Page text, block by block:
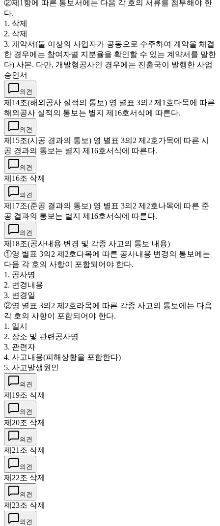
②제1항에 따른 통보서에는 다음 각 호의 서류를 첨부해야 한
다.
1. 삭제
2. 삭제
3. 계약서(둘 이상의 사업자가 공동으로 수주하여 계약을 체결
한 경우에는 참여자별 지분율을 확인할 수 있는 계약서를 말한
다) 사본. 다만, 개발형공사인 경우에는 진출국이 발행한 사업
승인서
의견
제14조(해외공사 실적의 통보) 영 별표 3의2 제1호다목에 따른
해외공사 실적의 통보는 별지 제16호서식에 따른다.
의견
제15조(시공 경과의 통보) 영 별표 3의2 제2호가목에 따른 시
공 경과의 통보는 별지 제16호서식에 따른다.
의견
제16조 삭제
의견
제17조(준공 결과의 통보) 영 별표 3의2 제2호나목에 따른 준
공 결과의 통보는 별지 제16호서식에 따른다.
의견
제18조(공사내용 변경 및 각종 사고의 통보 내용)
①영 별표 3의2 제2호다목에 따른 공사내용 변경의 통보에는
다음 각 호의 사항이 포함되어야 한다.
1. 공사명
2. 변경내용
3. 변경일
②영 별표 3의2 제2호라목에 따른 각종 사고의 통보에는 다음
각 호의 사항이 포함되어야 한다.
1. 일시
2. 장소 및 관련공사명
3. 관련자
4. 사고내용(피해상황을 포함한다)
5. 사고발생원인
의견
제19조 삭제
의견
제20조 삭제
의견
제21조 삭제
의견
제22조 삭제
의견
제23조 삭제
의견